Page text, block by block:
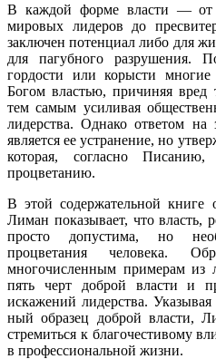
В каждой форме власти — от
мировых лидеров до
заключен потенциал либо для
для пагубного разрушения.
гордо­сти или корысти
Богом властью, причиняя вред
тем самым усиливая
лидерства. Однако ответом на
явля­ется ее устранение, но
которая, согласно
процветанию.
В этой содержательной книге
Лиман показывает, что власть,
просто допустима, но
процветания человека.
многочисленным примерам из
пять черт доброй власти и
искажений лидерства.
ный образец доброй власти,
стремиться к благо­честивому
в профессиональной жизни.